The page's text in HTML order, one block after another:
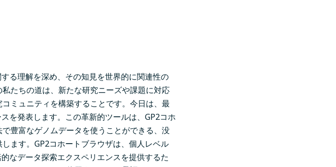
る理解を深め、その知見を世界的に関連性の
たちの道は、新たな研究ニーズや課題に対応
ミュニティを構築することです。今日は、最
を発表します。この革新的ツールは、GP2コホ
豊富なゲノムデータを使うことができる、没
ます。GP2コホートブラウザは、個人レベル
なデータ探索エクスペリエンスを提供するた